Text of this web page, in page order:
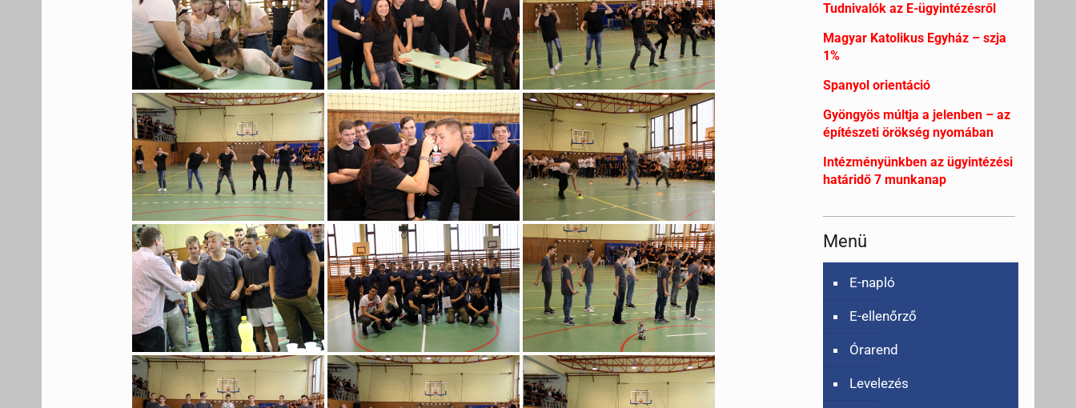
Tudnivalók az E-ügyintézésről
Magyar Katolikus Egyház – szja
1%
Spanyol orientáció
Gyöngyös múltja a jelenben – az
építészeti örökség nyomában
Intézményünkben az ügyintézési
határidő 7 munkanap
Menü
E-napló
E-ellenőrző
Órarend
Levelezés